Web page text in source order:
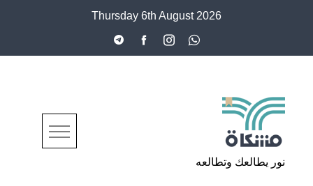
Thursday 6th August 2026
مشكاة
نور يطالعك وتطالعه